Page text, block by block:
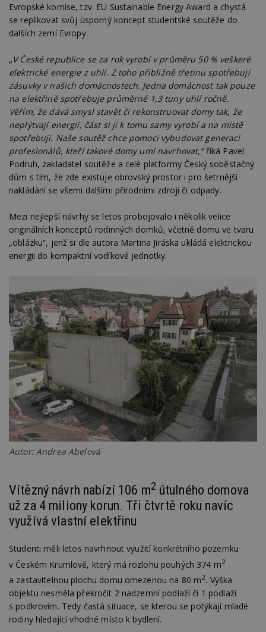
Evropské komise, tzv. EU Sustainable Energy Award a chystá
se replikovat svůj úsporný koncept studentské soutěže do
dalších zemí Evropy.
„V České republice se za rok vyrobí v průměru 50 % veškeré
elektrické energie z uhlí. Z toho přibližně třetinu spotřebují
zásuvky v našich domácnostech. Jedna domácnost tak pouze
na elektřině spotřebuje průměrně 1,3 tuny uhlí ročně.
Věřím, že dává smysl stavět či rekonstruovat domy tak, že
neplýtvají energií, část si jí k tomu samy vyrobí a na místě
spotřebují. Naše soutěž chce pomoci vybudovat generaci
profesionálů, kteří takové domy umí navrhovat,“říká Pavel
Podruh, zakladatel soutěže a celé platformy Český soběstačný
dům s tím, že zde existuje obrovský prostor i pro šetrnější
nakládání se všemi dalšími přírodními zdroji či odpady.
Mezi nejlepší návrhy se letos probojovalo i několik velice
originálních konceptů rodinných domků, včetně domu ve tvaru
„oblázku“, jenž si dle autora Martina Jiráska ukládá elektrickou
energii do kompaktní vodíkové jednotky.
Autor: Andrea Abelová
Vítězný návrh nabízí 106 m2 útulného domova
už za 4 miliony korun. Tři čtvrtě roku navíc
využívá vlastní elektřinu
Studenti měli letos navrhnout využití konkrétního pozemku
v Českém Krumlově, který má rozlohu pouhých 374 m2
a zastavitelnou plochu domu omezenou na 80 m2. Výška
objektu nesměla překročit 2 nadzemní podlaží či 1 podlaží
s podkrovím. Tedy častá situace, se kterou se potýkají mladé
rodiny hledající vhodné místo k bydlení.